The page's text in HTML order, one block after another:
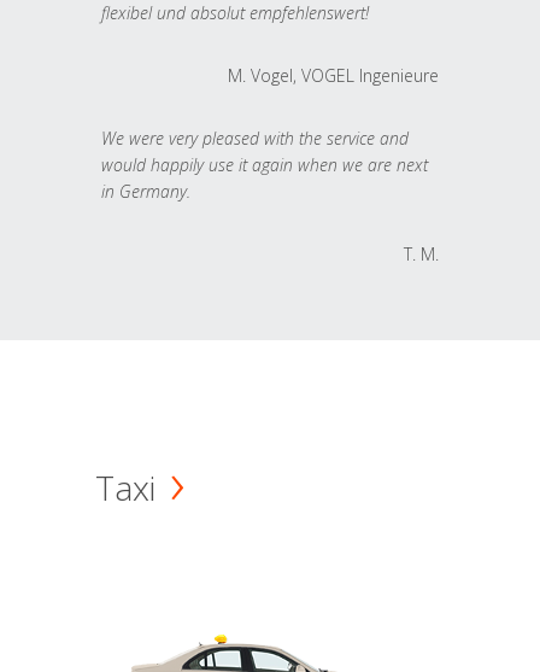
flexibel und absolut empfehlenswert!
M. Vogel, VOGEL Ingenieure
We were very pleased with the service and
would happily use it again when we are next
in Germany.
T. M.
Taxi